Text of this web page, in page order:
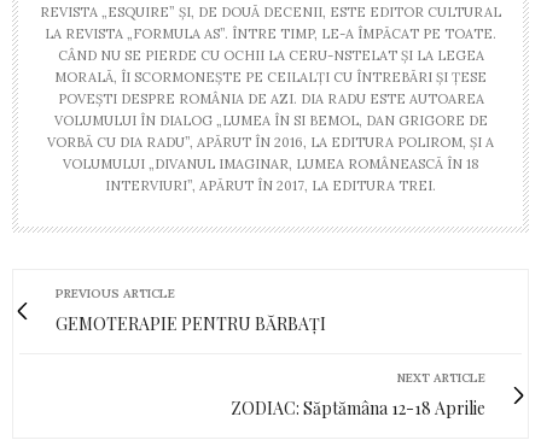
REVISTA „ESQUIRE” ȘI, DE DOUĂ DECENII, ESTE EDITOR CULTURAL
LA REVISTA „FORMULA AS”. ÎNTRE TIMP, LE-A ÎMPĂCAT PE TOATE.
CÂND NU SE PIERDE CU OCHII LA CERU-NSTELAT ȘI LA LEGEA
MORALĂ, ÎI SCORMONEȘTE PE CEILALȚI CU ÎNTREBĂRI ȘI ȚESE
POVEȘTI DESPRE ROMÂNIA DE AZI. DIA RADU ESTE AUTOAREA
VOLUMULUI ÎN DIALOG „LUMEA ÎN SI BEMOL, DAN GRIGORE DE
VORBĂ CU DIA RADU”, APĂRUT ÎN 2016, LA EDITURA POLIROM, ȘI A
VOLUMULUI „DIVANUL IMAGINAR, LUMEA ROMÂNEASCĂ ÎN 18
INTERVIURI”, APĂRUT ÎN 2017, LA EDITURA TREI.
PREVIOUS ARTICLE
GEMOTERAPIE PENTRU BĂRBAȚI
NEXT ARTICLE
ZODIAC: Săptămâna 12-18 Aprilie